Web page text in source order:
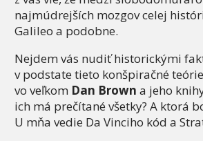
najmúdrejších mozgov celej
Galileo a podobne.
Nejdem vás nudiť historickými
v podstate tieto konšpiračné
vo veľkom Dan Brown a jeho
ich má prečítané všetky? A ktorá
U mňa vedie Da Vinciho kód a